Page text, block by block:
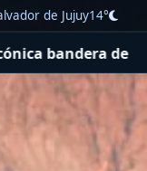
de Jujuy14°
El container